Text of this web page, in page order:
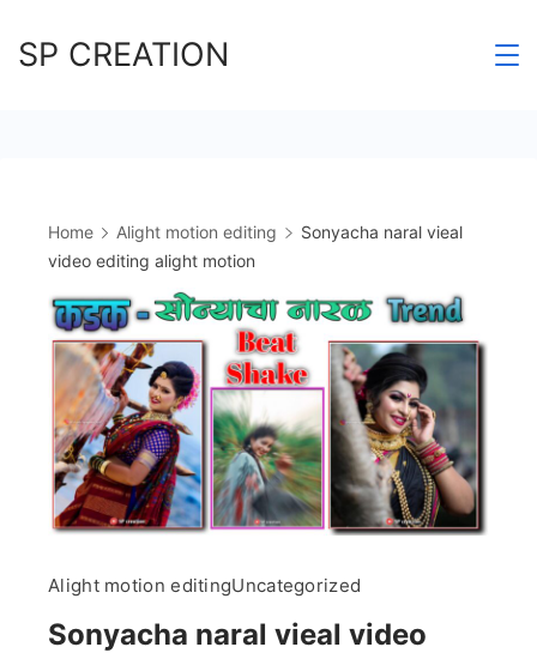
toSP CREATION
Home Alight motion editing
Sonyacha naral vieal
video editing alight motion
Alight motion editingUncategorized
Sonyacha naral vieal video